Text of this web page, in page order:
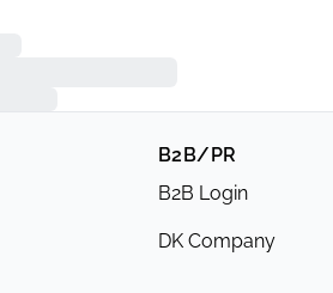
B2B/PR
B2B Login
DK Company